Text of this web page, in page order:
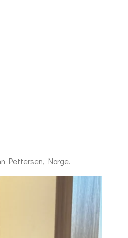
Pettersen, Norge.